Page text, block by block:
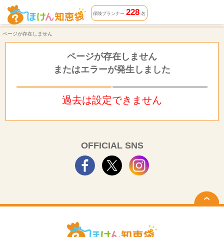
ページが存在しません | ほけん知恵袋
保険プランナー 228名
ページが存在しません
ページが存在しません
またはエラーが発生しました
過去は設定できません
OFFICIAL SNS